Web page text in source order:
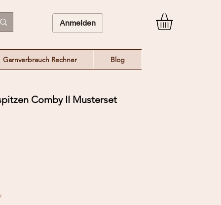
Anmelden
Garnverbrauch Rechner Blog
Comby II Musterset